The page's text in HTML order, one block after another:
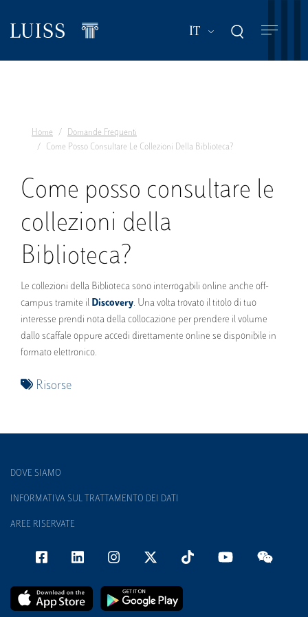
contenuto
IT Mostra ulteriori
Home
Domande Frequenti
Come Posso Consultare Le Collezioni Della Biblioteca?
Come posso consultare le
collezioni della
Biblioteca?
Le collezioni della Biblioteca sono interrogabili online anche off-
campus tramite il Discovery. Una volta trovato il titolo di tuo
interesse prendi nota della collocazione per prendere il volume
dallo scaffale oppure accedi direttamente online se disponibile in
formato elettronico.
Risorse
DOVE SIAMO
INFORMATIVA SUL TRATTAMENTO DEI DATI
AREE RISERVATE